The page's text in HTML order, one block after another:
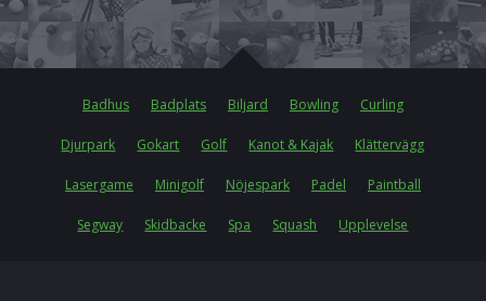
Badhus Badplats Biljard Bowling Curling
Djurpark Gokart Golf Kanot & Kajak Klättervägg
Lasergame Minigolf Nöjespark Padel Paintball
Segway Skidbacke Spa Squash Upplevelse